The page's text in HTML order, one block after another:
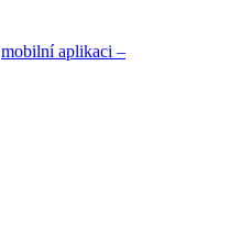
mobilní aplikaci –